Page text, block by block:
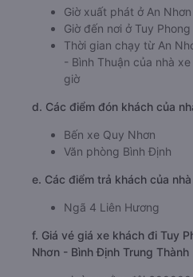
Giờ xuất phát ở An
Giờ đến nơi ở Tuy
Thời gian chạy từ An
- Bình Thuận của nhà xe
giờ
d. Các điểm đón khách của
Bến xe Quy Nhơn
Văn phòng Bình Định
e. Các điểm trả khách của
Ngã 4 Liên Hương
f. Giá vé giá xe khách đi Tuy
Nhơn - Bình Định Trung Thành